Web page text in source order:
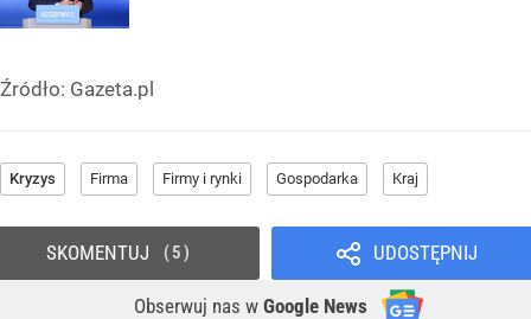
Źródło: Gazeta.pl
Kryzys Firma Firmy i rynki Gospodarka Kraj
UDOSTĘPNIJ
Obserwuj nas w Google News
SKOMENTUJ 5